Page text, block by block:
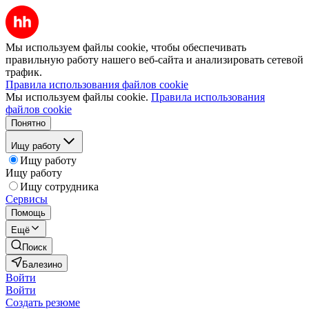
Мы используем файлы cookie, чтобы обеспечивать
правильную работу нашего веб-сайта и анализировать сетевой
трафик.
Правила использования файлов cookie
Мы используем файлы cookie. Правила использования
файлов cookie
Понятно
Ищу работу
Ищу работу
Ищу работу
Ищу сотрудника
Сервисы
Помощь
Ещё
Поиск
Балезино
Войти
Войти
Создать резюме